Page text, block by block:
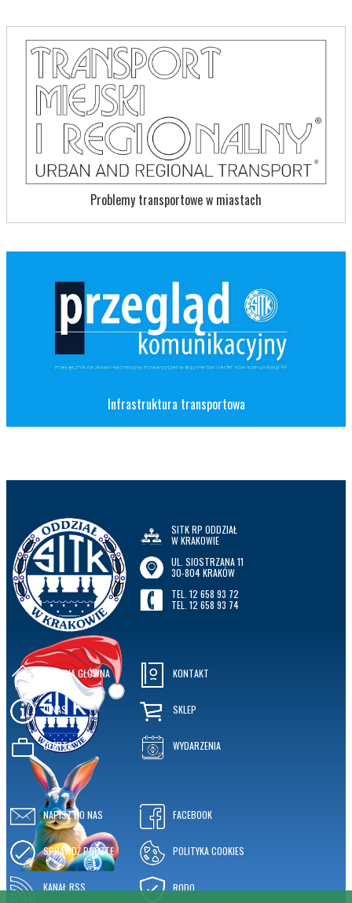
Problemy transportowe w miastach
Infrastruktura transportowa
SITK RP ODDZIAŁ
W KRAKOWIE
UL. SIOSTRZANA 11
30-804 KRAKÓW
TEL. 12 658 93 72
TEL. 12 658 93 74
STRONA GŁÓWNA
O NAS
OFERTA
KONTAKT
SKLEP
WYDARZENIA
NAPISZ DO NAS
SPRAWDŹ POCZTĘ
KANAŁ RSS
FACEBOOK
POLITYKA COOKIES
RODO